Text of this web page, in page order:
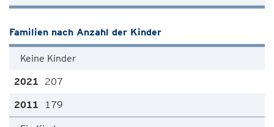
Familien nach Anzahl der Kinder
Keine Kinder
207
179